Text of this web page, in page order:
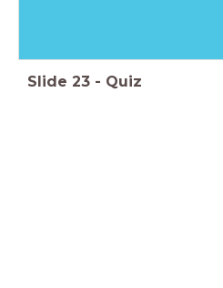
Slide 23 - Quiz